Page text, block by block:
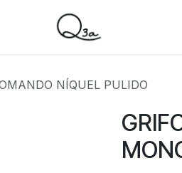
NÍQUEL PULIDO